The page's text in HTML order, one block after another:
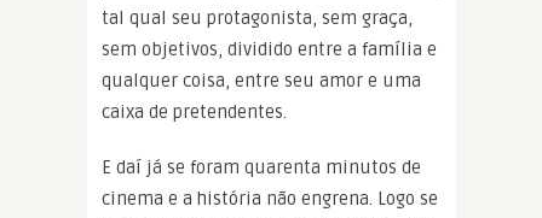
tal qual seu protagonista, sem graça,
sem objetivos, dividido entre a família e
qualquer coisa, entre seu amor e uma
caixa de pretendentes.
E daí já se foram quarenta minutos de
cinema e a história não engrena. Logo se